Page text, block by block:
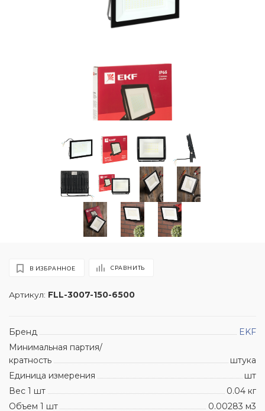
Артикул: FLL-3007-150-6500
В ИЗБРАННОЕ СРАВНИТЬ
Бренд
EKF
Минимальная партия/
кратность
штука
Единица измерения
шт
Вес 1 шт
0.04 кг
Объем 1 шт
0.00283 м3